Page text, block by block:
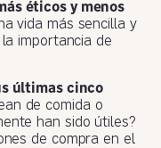
éticos y menos
vida más sencilla y
importancia de
últimas cinco
de comida o
han sido útiles?
de compra en el